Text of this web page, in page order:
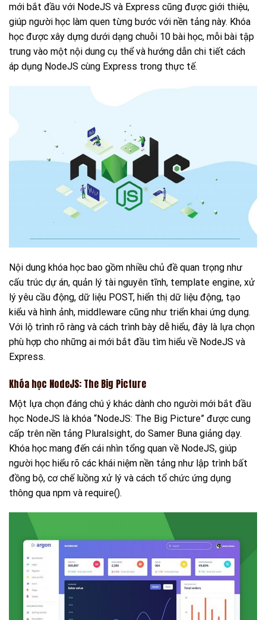
mới bắt đầu với NodeJS và Express cũng được giới thiệu,
giúp người học làm quen từng bước với nền tảng này. Khóa
học được xây dựng dưới dạng chuỗi 10 bài học, mỗi bài tập
trung vào một nội dung cụ thể và hướng dẫn chi tiết cách
áp dụng NodeJS cùng Express trong thực tế.
Nội dung khóa học bao gồm nhiều chủ đề quan trọng như
cấu trúc dự án, quản lý tài nguyên tĩnh, template engine, xử
lý yêu cầu động, dữ liệu POST, hiển thị dữ liệu động, tạo
kiểu và hình ảnh, middleware cũng như triển khai ứng dụng.
Với lộ trình rõ ràng và cách trình bày dễ hiểu, đây là lựa chọn
phù hợp cho những ai mới bắt đầu tìm hiểu về NodeJS và
Express.
Khóa học NodeJS: The Big Picture
Một lựa chọn đáng chú ý khác dành cho người mới bắt đầu
học NodeJS là khóa “NodeJS: The Big Picture” được cung
cấp trên nền tảng Pluralsight, do Samer Buna giảng dạy.
Khóa học mang đến cái nhìn tổng quan về NodeJS, giúp
người học hiểu rõ các khái niệm nền tảng như lập trình bất
đồng bộ, cơ chế luồng xử lý và cách tổ chức ứng dụng
thông qua npm và require().